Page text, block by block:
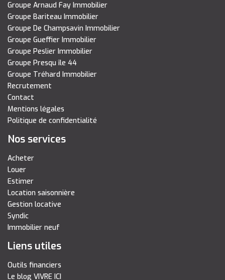
Groupe Arnaud Fay Immobilier
Groupe Bariteau Immobilier
Groupe De Champsavin Immobilier
Groupe Gueffier Immobilier
Groupe Peslier Immobilier
Groupe Presqu île 44
Groupe Tréhard Immobilier
Recrutement
Contact
Mentions légales
Politique de confidentialité
Nos services
Acheter
Louer
Estimer
Location saisonnière
Gestion locative
Syndic
Immobilier neuf
Liens utiles
Outils financiers
Le blog VIVRE ICI